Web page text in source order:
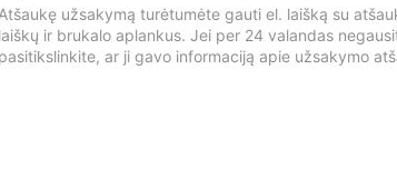
užsakymą turėtumėte gauti el. laišką su
ir brukalo aplankus. Jei per 24 valandas
ar ji gavo informaciją apie užsakymo